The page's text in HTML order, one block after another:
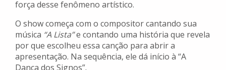
força desse fenômeno artístico.
O show começa com o compositor cantando sua
música “A Lista”e contando uma história que revela
por que escolheu essa canção para abrir a
apresentação. Na sequência, ele dá início à “A
Dança dos Signos”.